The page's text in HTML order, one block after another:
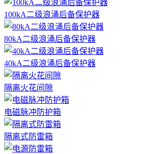
100kA二级浪涌后备保护器
80kA二级浪涌后备保护器
40kA二级浪涌后备保护器
隔离火花间隙
电磁脉冲防护箱
隔离式防雷箱